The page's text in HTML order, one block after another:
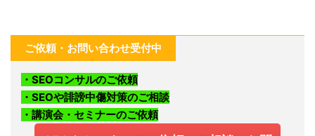
ご依頼・お問い合わせ受付中
・SEOコンサルのご依頼
・SEOや誹謗中傷対策のご相談
・講演会・セミナーのご依頼